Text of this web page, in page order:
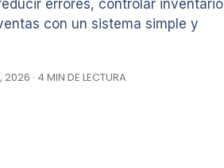
errores, controlar inventario
con un sistema simple y
2026 · 4 MIN DE LECTURA